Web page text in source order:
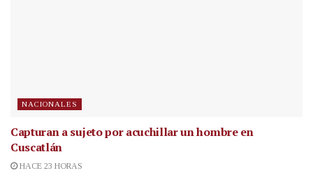
NACIONALES
Capturan a sujeto por acuchillar un hombre en
Cuscatlán
HACE 23 HORAS